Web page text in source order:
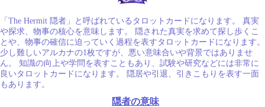
「The Hermit 隠者」と呼ばれているタロットカードになります。 真実
や探求、物事の核心を意味します。 隠された真実を求めて探し歩くこ
とや、物事の確信に迫っていく過程を表すタロットカードになります。
少し難しいアルカナの1枚ですが、悪い意味合いや背景ではありませ
ん。 知識の向上や学問を表すこともあり、試験や研究などには非常に
良いタロットカードになります。 隠居や引退、引きこもりを表す一面
もあります。
隠者の意味